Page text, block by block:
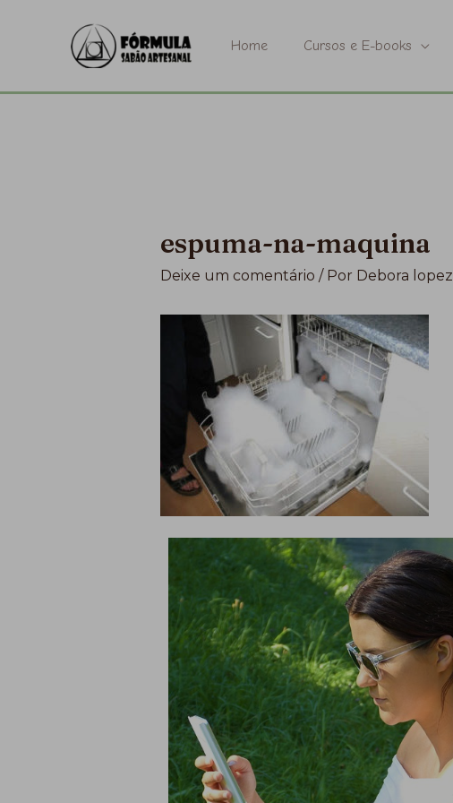
conteúdo
Home Cursos e E-books
espuma-na-maquina
Deixe um comentário / Por Debora lopez